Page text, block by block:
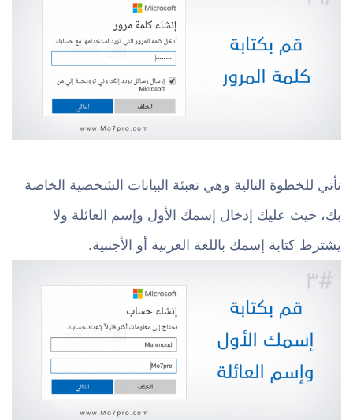
نأتي للخطوة التالية وهي تعبئة البيانات الشخصية الخاصة
بك، حيث عليك إدخال إسمك الأول وإسم العائلة ولا
يشترط كتابة إسمك باللغة العربية أو الأجنبية.